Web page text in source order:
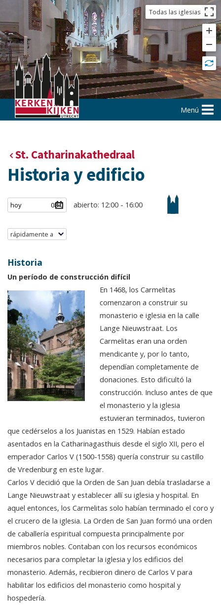
Todas las iglesias
Menú
St. Catharinakathedraal
Historia y edificio
abierto: 12:00 - 16:00
rápidamente a
Historia
Un período de construcción difícil
En 1468, los Carmelitas
comenzaron a construir su
monasterio e iglesia en la calle
Lange Nieuwstraat. Los
Carmelitas eran una orden
mendicante y, por lo tanto,
dependían completamente de
donaciones. Esto dificultó la
construcción. Incluso antes de que
el monasterio y la iglesia
estuvieran terminados, tuvieron
que cedérselos a los Juanistas en 1529. Habían estado
asentados en la Catharinagasthuis desde el siglo XII, pero el
emperador Carlos V (1500-1558) quería construir su castillo
de Vredenburg en este lugar.
Carlos V decidió que la Orden de San Juan debía trasladarse a
Lange Nieuwstraat y establecer allí su iglesia y hospital. En
aquel entonces, los Carmelitas solo habían terminado el coro y
el crucero de la iglesia. La Orden de San Juan formó una orden
de caballería espiritual compuesta principalmente por
miembros nobles. Contaban con los recursos económicos
necesarios para completar la iglesia y los edificios del
monasterio. Además, recibieron dinero de Carlos V para
habilitar los edificios del monasterio como hospital y
hospedería.